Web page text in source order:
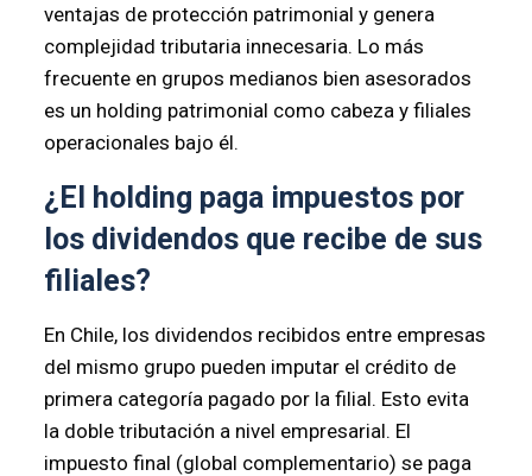
ventajas de protección patrimonial y genera
complejidad tributaria innecesaria. Lo más
frecuente en grupos medianos bien asesorados
es un holding patrimonial como cabeza y filiales
operacionales bajo él.
¿El holding paga impuestos por
los dividendos que recibe de sus
filiales?
En Chile, los dividendos recibidos entre empresas
del mismo grupo pueden imputar el crédito de
primera categoría pagado por la filial. Esto evita
la doble tributación a nivel empresarial. El
impuesto final (global complementario) se paga